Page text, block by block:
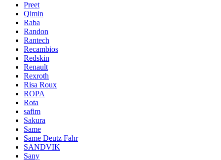
Preet
Qimin
Raba
Randon
Rantech
Recambios
Redskin
Renault
Rexroth
Risa Roux
ROPA
Rota
safim
Sakura
Same
Same Deutz Fahr
SANDVIK
Sany